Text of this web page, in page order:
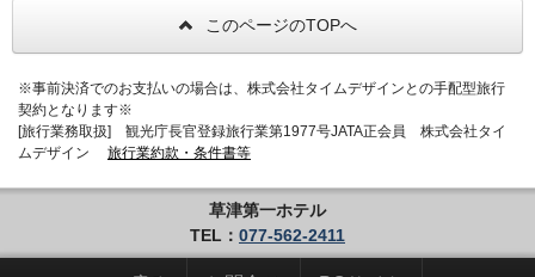
す。予めご了承ください。
このページのTOPへ
※事前決済でのお支払いの場合は、株式会社タイムデザインとの手配型旅行
契約となります※
[旅行業務取扱] 観光庁長官登録旅行業第1977号JATA正会員 株式会社タイ
ムデザイン 旅行業約款・条件書等
草津第一ホテル
TEL： 077-562-2411